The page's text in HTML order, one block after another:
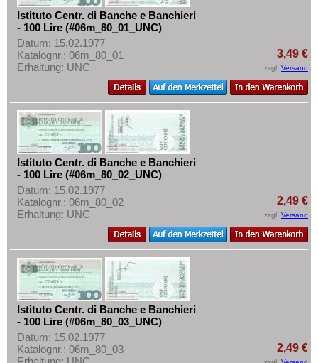
Polen
Portugal
Rumänien
Russland
San Marino
Schottland
Schweden
Schweiz
Serbien
Slowakei
Spanien
Spitzbergen
Tatarstan
Transnistrien
Tschechische Republik
FAQ
Mehr über...
Zahlungsbedingungen
Privatsphäre und Datenschutz
Widerrufsbelehrung
Liefer- und Versandkosten
AGB
Impressum
Istituto Centr. di Banche e Banchieri
- 100 Lire (#06m_80_01_UNC)
Datum: 15.02.1977
Katalognr.: 06m_80_01
Erhaltung: UNC
3,49 €
zzgl. Versand
Istituto Centr. di Banche e Banchieri
- 100 Lire (#06m_80_02_UNC)
Datum: 15.02.1977
Katalognr.: 06m_80_02
Erhaltung: UNC
2,49 €
zzgl. Versand
Istituto Centr. di Banche e Banchieri
- 100 Lire (#06m_80_03_UNC)
Datum: 15.02.1977
Katalognr.: 06m_80_03
2,49 €